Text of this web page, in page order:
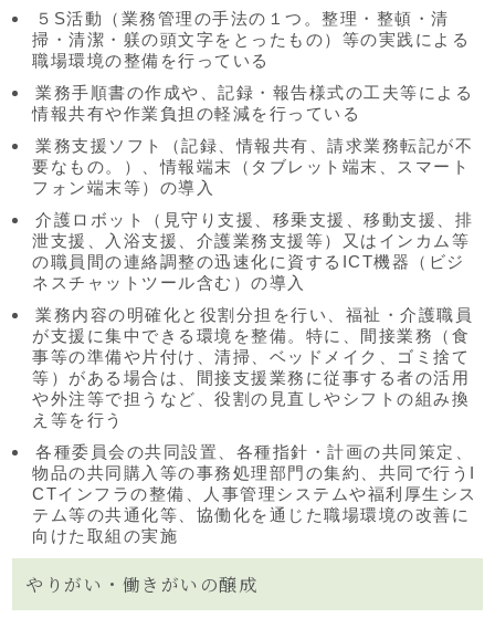
５S活動（業務管理の手法の１つ。整理・整頓・清
掃・清潔・躾の頭文字をとったもの）等の実践による
職場環境の整備を行っている
業務手順書の作成や、記録・報告様式の工夫等による
情報共有や作業負担の軽減を行っている
業務支援ソフト（記録、情報共有、請求業務転記が不
要なもの。）、情報端末（タブレット端末、スマート
フォン端末等）の導入
介護ロボット（見守り支援、移乗支援、移動支援、排
泄支援、入浴支援、介護業務支援等）又はインカム等
の職員間の連絡調整の迅速化に資するICT機器（ビジ
ネスチャットツール含む）の導入
業務内容の明確化と役割分担を行い、福祉・介護職員
が支援に集中できる環境を整備。特に、間接業務（食
事等の準備や片付け、清掃、ベッドメイク、ゴミ捨て
等）がある場合は、間接支援業務に従事する者の活用
や外注等で担うなど、役割の見直しやシフトの組み換
え等を行う
各種委員会の共同設置、各種指針・計画の共同策定、
物品の共同購入等の事務処理部門の集約、共同で行うI
CTインフラの整備、人事管理システムや福利厚生シス
テム等の共通化等、協働化を通じた職場環境の改善に
向けた取組の実施
やりがい・働きがいの醸成